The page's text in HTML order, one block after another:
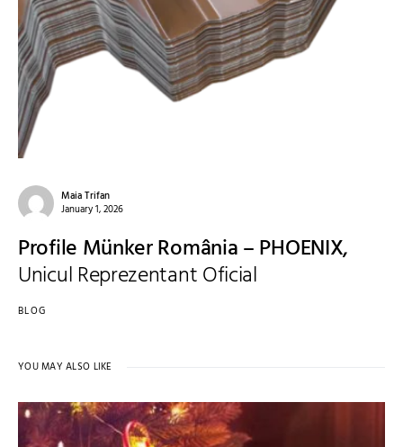
Maia Trifan
January 1, 2026
Profile Münker România – PHOENIX,
Unicul Reprezentant Oficial
BLOG
YOU MAY ALSO LIKE